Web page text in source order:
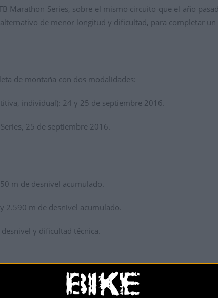
Marathon Series, sobre el mismo circuito que el año
de menor longitud y dificultad, para completar
de montaña con dos modalidades:
individual): 24 y 25 de septiembre 2016.
25 de septiembre 2016.
m de desnivel acumulado.
2.590 m de desnivel acumulado.
y dificultad técnica.